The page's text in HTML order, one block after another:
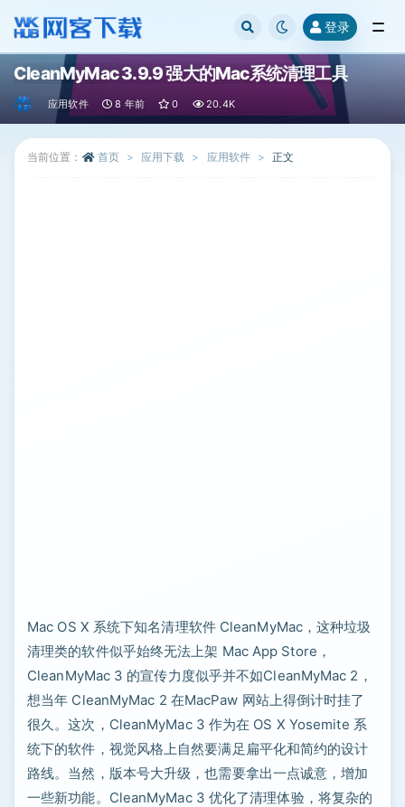
登录
CleanMyMac 3.9.9 强大的Mac系统清理工具
应用软件 8 年前 0 20.4K
当前位置： 首页 应用下载 应用软件 正文
Mac OS X 系统下知名清理软件 CleanMyMac，这种垃圾
清理类的软件似乎始终无法上架 Mac App Store，
CleanMyMac 3 的宣传力度似乎并不如CleanMyMac 2，
想当年 CleanMyMac 2 在MacPaw 网站上得倒计时挂了
很久。这次，CleanMyMac 3 作为在 OS X Yosemite 系
统下的软件，视觉风格上自然要满足扁平化和简约的设计
路线。当然，版本号大升级，也需要拿出一点诚意，增加
一些新功能。CleanMyMac 3 优化了清理体验，将复杂的
全部